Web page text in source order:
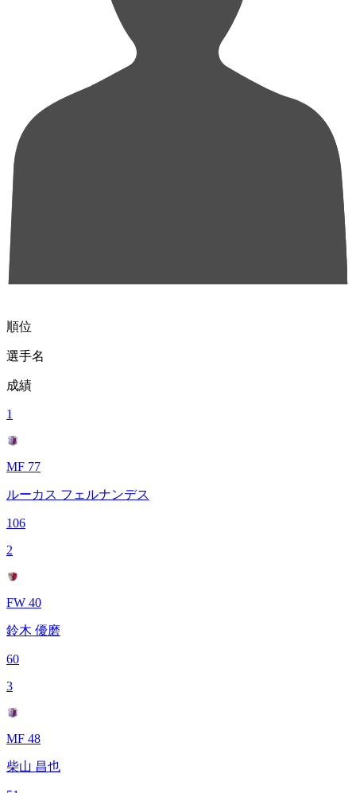
順位
選手名
成績
1
MF 77
ルーカス フェルナンデス
106
2
FW 40
鈴木 優磨
60
3
MF 48
柴山 昌也